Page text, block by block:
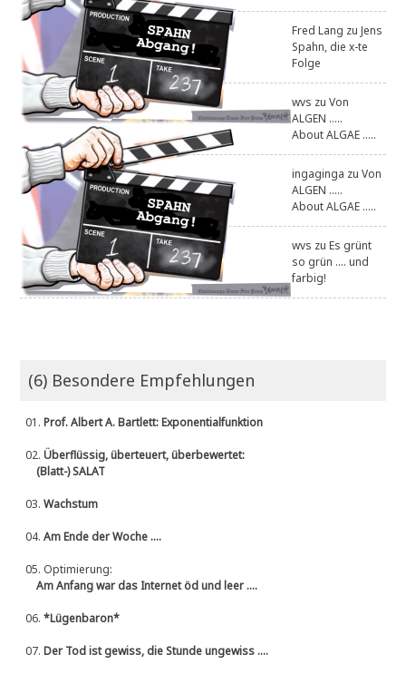
Fred Lang zuJens
Spahn, die x-te
Folge
wvs zuVon
ALGEN .....
About ALGAE .....
ingaginga zuVon
ALGEN .....
About ALGAE .....
wvs zuEs grünt
so grün .... und
farbig!
(6) Besondere Empfehlungen
01.Prof. Albert A. Bartlett: Exponentialfunktion
02.Überflüssig, überteuert, überbewertet:
(Blatt-) SALAT
03.Wachstum
04.Am Ende der Woche ....
05. Optimierung:
Am Anfang war das Internet öd und leer ....
06.*Lügenbaron*
07.Der Tod ist gewiss, die Stunde ungewiss ....